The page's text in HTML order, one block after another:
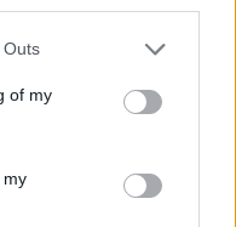
Outs
of my
my
žinomo